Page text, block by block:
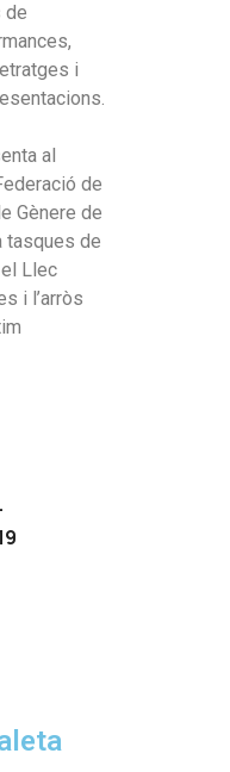
de
i
al
de
Gènere de
tasques de
Llec
i l’arròs